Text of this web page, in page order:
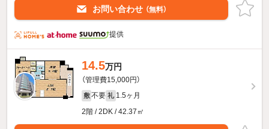
お問い合わせ （無料）
提供
14.5万円
（管理費15,000円）
敷 不要 礼 1.5ヶ月
2階 / 2DK / 42.37㎡